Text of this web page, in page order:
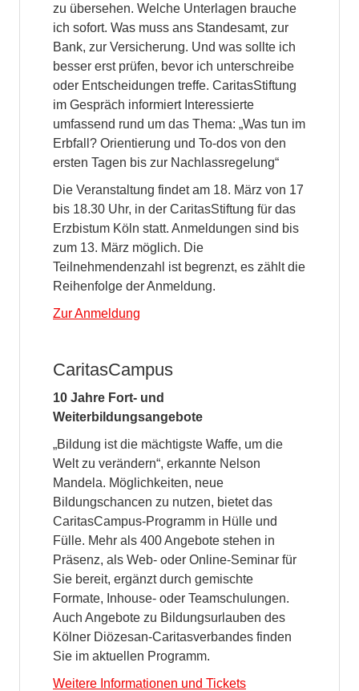
zu übersehen. Welche Unterlagen brauche
ich sofort. Was muss ans Standesamt, zur
Bank, zur Versicherung. Und was sollte ich
besser erst prüfen, bevor ich unterschreibe
oder Entscheidungen treffe. CaritasStiftung
im Gespräch informiert Interessierte
umfassend rund um das Thema: „Was tun im
Erbfall? Orientierung und To-dos von den
ersten Tagen bis zur Nachlassregelung“
Die Veranstaltung findet am 18. März von 17
bis 18.30 Uhr, in der CaritasStiftung für das
Erzbistum Köln statt. Anmeldungen sind bis
zum 13. März möglich. Die
Teilnehmendenzahl ist begrenzt, es zählt die
Reihenfolge der Anmeldung.
Zur Anmeldung
CaritasCampus
10 Jahre Fort- und
Weiterbildungsangebote
„Bildung ist die mächtigste Waffe, um die
Welt zu verändern“, erkannte Nelson
Mandela. Möglichkeiten, neue
Bildungschancen zu nutzen, bietet das
CaritasCampus-Programm in Hülle und
Fülle. Mehr als 400 Angebote stehen in
Präsenz, als Web- oder Online-Seminar für
Sie bereit, ergänzt durch gemischte
Formate, Inhouse- oder Teamschulungen.
Auch Angebote zu Bildungsurlauben des
Kölner Diözesan-Caritasverbandes finden
Sie im aktuellen Programm.
Weitere Informationen und Tickets